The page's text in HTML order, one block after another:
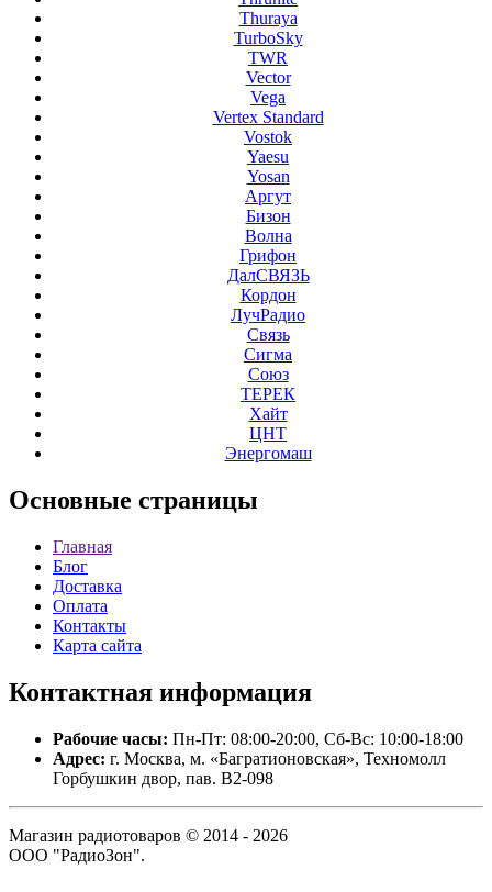
Thuraya
TurboSky
TWR
Vector
Vega
Vertex Standard
Vostok
Yaesu
Yosan
Аргут
Бизон
Волна
Грифон
ДалСВЯЗЬ
Кордон
ЛучРадио
Связь
Сигма
Союз
ТЕРЕК
Хайт
ЦНТ
Энергомаш
Основные страницы
Главная
Блог
Доставка
Оплата
Контакты
Карта сайта
Контактная информация
Рабочие часы: Пн-Пт: 08:00-20:00, Сб-Вс: 10:00-18:00
Адрес: г. Москва, м. «Багратионовская», Техномолл
Горбушкин двор, пав. B2-098
Магазин радиотоваров © 2014 - 2026
ООО "РадиоЗон".